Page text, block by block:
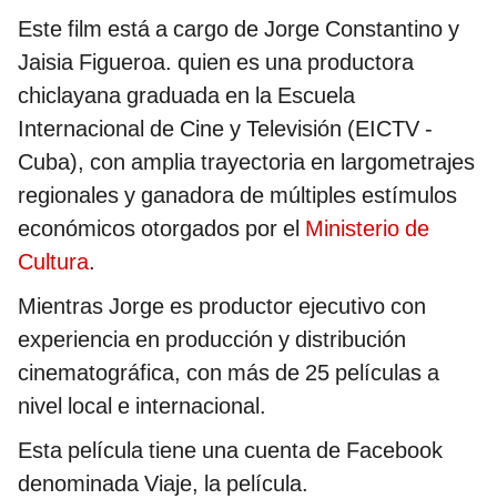
Este film está a cargo de Jorge Constantino y
Jaisia Figueroa. quien es una productora
chiclayana graduada en la Escuela
Internacional de Cine y Televisión (EICTV -
Cuba), con amplia trayectoria en largometrajes
regionales y ganadora de múltiples estímulos
económicos otorgados por el Ministerio de
Cultura.
Mientras Jorge es productor ejecutivo con
experiencia en producción y distribución
cinematográfica, con más de 25 películas a
nivel local e internacional.
Esta película tiene una cuenta de Facebook
denominada Viaje, la película.